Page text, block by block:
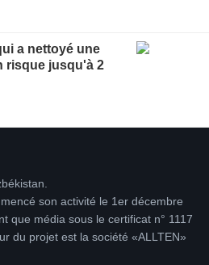
a nettoyé une
risque jusqu'à 2
son activité le 1er décembre
que média sous le certificat n° 1117
du projet est la société «ALLTEN»